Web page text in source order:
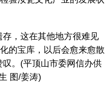
，这在其他地方很难见
的宝库，以后会愈来愈散
。(平顶山市委网信办供
图/姜涛)